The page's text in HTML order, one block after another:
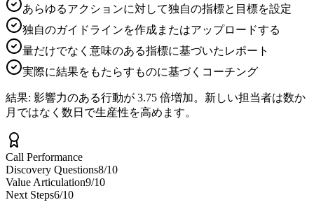
あらゆるアクションに対して独自の指標と目標を設定
独自のガイドラインを作成またはアップロードする
量だけでなく意味のある指標に基づいたレポート
実際に結果をもたらすものに基づくコーチング
結果: 影響力のある行動が 3.75 倍増加。新しい担当者は数か
月ではなく数日で生産性を高めます。
Call Performance
Discovery Questions8/10
Value Articulation9/10
Next Steps6/10